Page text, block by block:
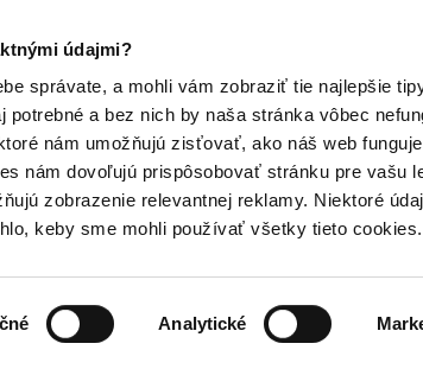
údajmi?
správate, a mohli vám zobraziť tie najlepšie
a bez nich by naša stránka vôbec
nám umožňujú zisťovať, ako náš web
nám dovoľujú prispôsobovať stránku pre vašu
zobrazenie relevantnej reklamy. Niektoré
keby sme mohli používať všetky tieto
Analytické